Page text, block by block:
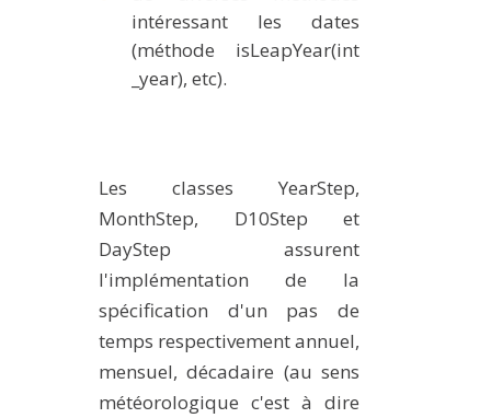
intéressant les dates
(méthode isLeapYear(int
_year), etc).
Les classes YearStep,
MonthStep, D10Step et
DayStep assurent
l'implémentation de la
spécification d'un pas de
temps respectivement annuel,
mensuel, décadaire (au sens
météorologique c'est à dire